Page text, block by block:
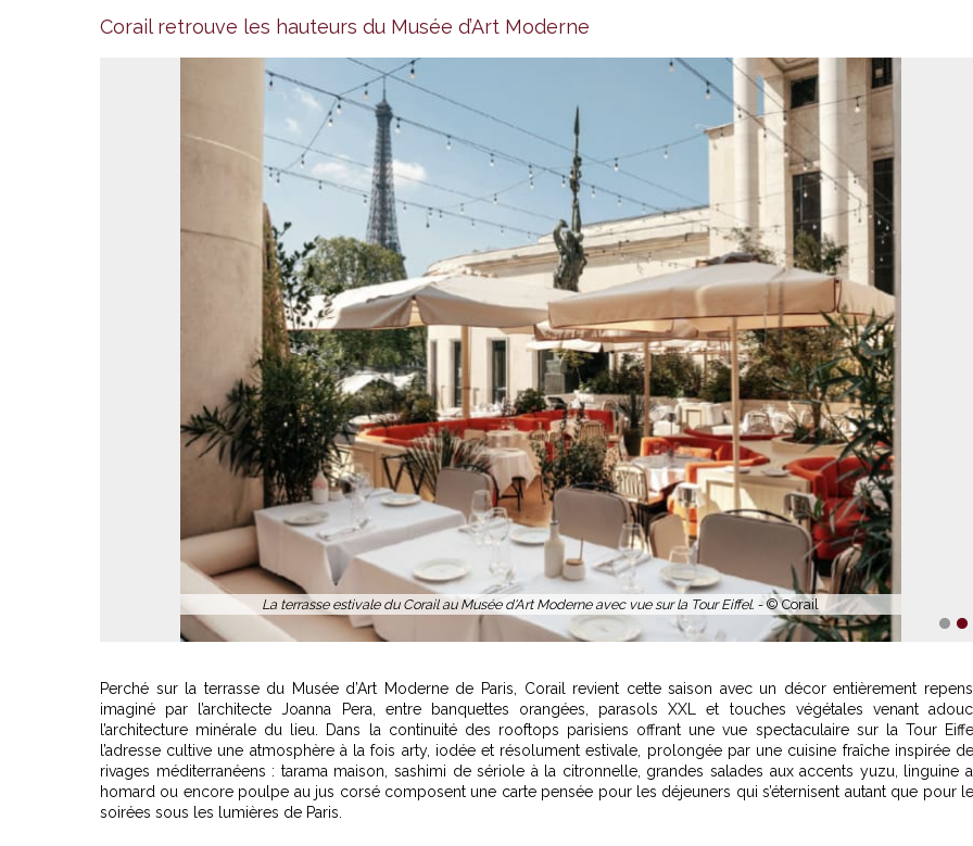
Corail retrouve les hauteurs du Musée d’Art Moderne
La terrasse estivale du Corail au Musée d'Art Moderne avec vue sur la Tour Eiffel. -© Corail
Perché sur la terrasse du Musée d’Art Moderne de Paris, Corail revient cette saison avec un décor entièrement
imaginé par l’architecte Joanna Pera, entre banquettes orangées, parasols XXL et touches végétales venant
l’architecture minérale du lieu. Dans la continuité des rooftops parisiens offrant une vue spectaculaire sur la Tour Eiffel
l’adresse cultive une atmosphère à la fois arty, iodée et résolument estivale, prolongée par une cuisine fraîche inspirée
rivages méditerranéens : tarama maison, sashimi de sériole à la citronnelle, grandes salades aux accents yuzu, linguine
homard ou encore poulpe au jus corsé composent une carte pensée pour les déjeuners qui s’éternisent autant que pour
soirées sous les lumières de Paris.